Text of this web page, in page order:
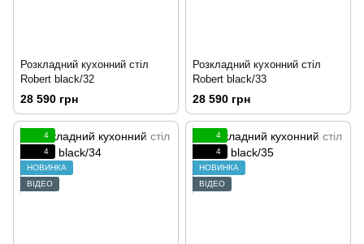
Розкладний кухонний стіл
Robert black/32
28 590 грн
Розкладний кухонний стіл
Robert black/33
28 590 грн
4
4
НОВИНКА
ВІДЕО
4
4
НОВИНКА
ВІДЕО